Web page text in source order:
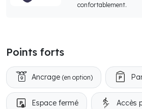
confortablement.
Points forts
Ancrage (en option)
Espace fermé Accès